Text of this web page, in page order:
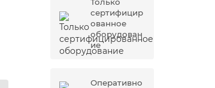
сертифицир
ованное
оборудован
ие
Оперативно